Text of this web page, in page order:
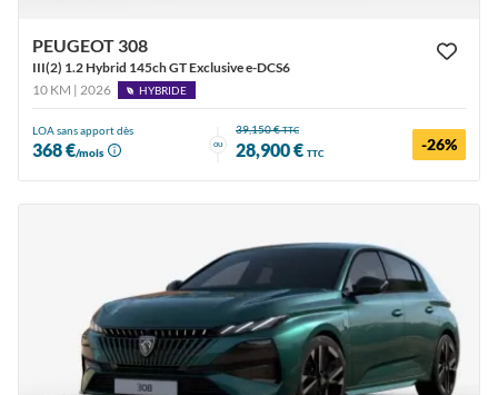
PEUGEOT 308
III(2) 1.2 Hybrid 145ch GT Exclusive e-DCS6
10 KM | 2026
HYBRIDE
LOA sans apport dès
368 €/mois
ou
39,150 €TTC
28,900 € TTC -26%